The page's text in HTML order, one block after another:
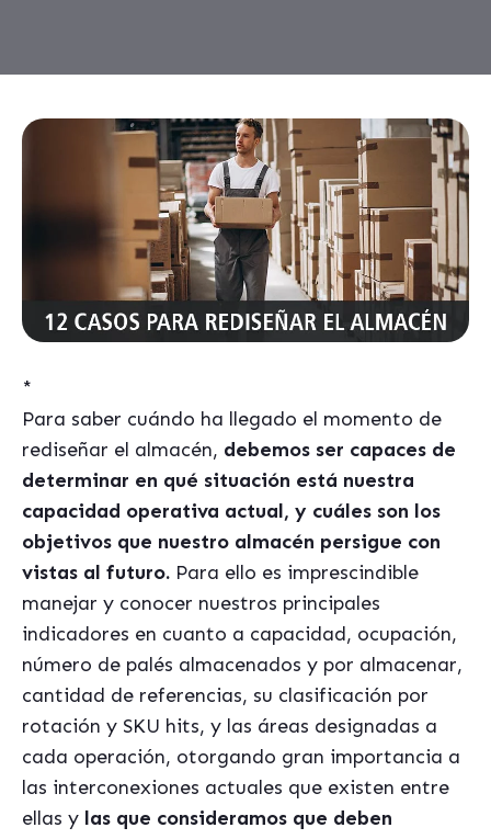
*
Para saber cuándo ha llegado el momento de
rediseñar el almacén, debemos ser capaces de
determinar en qué situación está nuestra
capacidad operativa actual, y cuáles son los
objetivos que nuestro almacén persigue con
vistas al futuro. Para ello es imprescindible
manejar y conocer nuestros principales
indicadores en cuanto a capacidad, ocupación,
número de palés almacenados y por almacenar,
cantidad de referencias, su clasificación por
rotación y SKU hits, y las áreas designadas a
cada operación, otorgando gran importancia a
las interconexiones actuales que existen entre
ellas y las que consideramos que deben